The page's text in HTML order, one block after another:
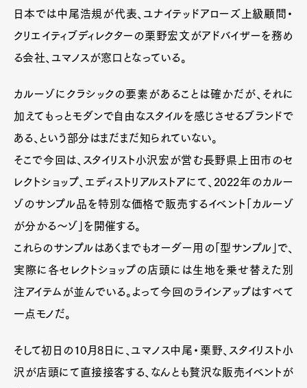
日本では中尾浩規が代表、ユナイテッドアローズ上級顧問・
クリエイティブディレクターの栗野宏文がアドバイザーを務め
る会社、ユマノスが窓口となっている。
カルーゾにクラシックの要素があることは確かだが、それに
加えてもっとモダンで自由なスタイルを感じさせるブランドで
ある、という部分はまだまだ知られていない。
そこで今回は、スタイリスト小沢宏が営む長野県上田市のセ
レクトショップ、エディストリアルストアにて、2022年のカルー
ゾのサンプル品を特別な価格で販売するイベント「カルーゾ
が分かる～ゾ」を開催する。
これらのサンプルはあくまでもオーダー用の「型サンプル」で、
実際に各セレクトショップの店頭には生地を乗せ替えた別
注アイテムが並んでいる。よって今回のラインアップはすべて
一点モノだ。
そして初日の10月8日に、ユマノス中尾・栗野、スタイリスト小
沢が店頭にて直接接客する、なんとも贅沢な販売イベントが